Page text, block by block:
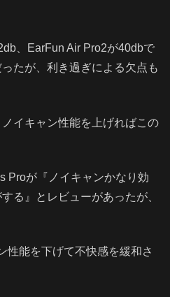
、EarFun Air Pro2が40dbで
たが、利き過ぎによる欠点も
イキャン性能を上げればこの
Proが『ノイキャンかなり効
る』とレビューがあったが、
性能を下げて不快感を緩和さ